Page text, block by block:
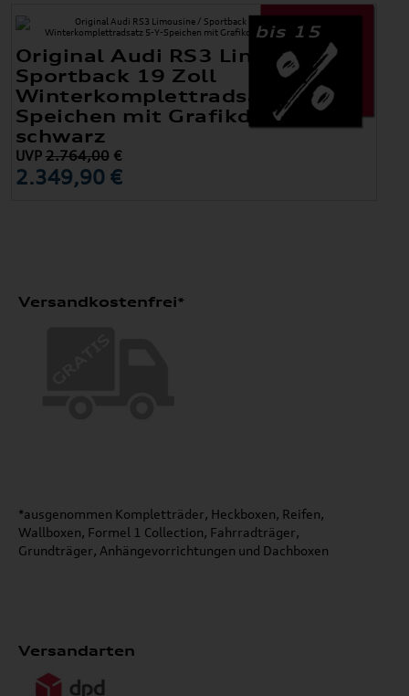
bis 15
Original Audi RS3 Limousine /
Sportback 19 Zoll
Winterkomplettradsatz 5-Y-
Speichen mit Grafikdruck,
schwarz
UVP 2.764,00€
2.349,90 €
Versandkostenfrei*
*ausgenommen Kompletträder, Heckboxen, Reifen,
Wallboxen, Formel 1 Collection, Fahrradträger,
Grundträger, Anhängevorrichtungen und Dachboxen
Versandarten